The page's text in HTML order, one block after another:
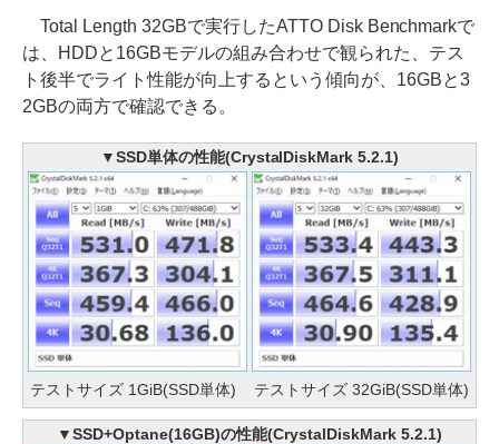
Total Length 32GBで実行したATTO Disk Benchmarkで
は、HDDと16GBモデルの組み合わせで観られた、テス
ト後半でライト性能が向上するという傾向が、16GBと3
2GBの両方で確認できる。
▼SSD単体の性能(CrystalDiskMark 5.2.1)
テストサイズ 1GiB(SSD単体) テストサイズ 32GiB(SSD単体)
▼SSD+Optane(16GB)の性能(CrystalDiskMark 5.2.1)